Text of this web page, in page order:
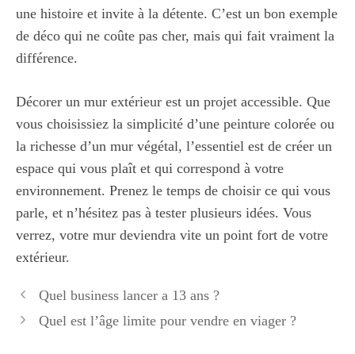
une histoire et invite à la détente. C’est un bon exemple
de déco qui ne coûte pas cher, mais qui fait vraiment la
différence.
Décorer un mur extérieur est un projet accessible. Que
vous choisissiez la simplicité d’une peinture colorée ou
la richesse d’un mur végétal, l’essentiel est de créer un
espace qui vous plaît et qui correspond à votre
environnement. Prenez le temps de choisir ce qui vous
parle, et n’hésitez pas à tester plusieurs idées. Vous
verrez, votre mur deviendra vite un point fort de votre
extérieur.
Quel business lancer a 13 ans ?
Quel est l’âge limite pour vendre en viager ?